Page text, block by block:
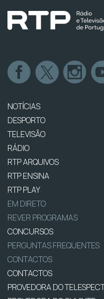
NOTÍCIAS
DESPORTO
TELEVISÃO
RÁDIO
RTP ARQUIVOS
RTP ENSINA
RTP PLAY
EM DIRETO
REVER PROGRAMAS
CONCURSOS
PERGUNTAS FREQUENTES
CONTACTOS
CONTACTOS
PROVEDORA DO